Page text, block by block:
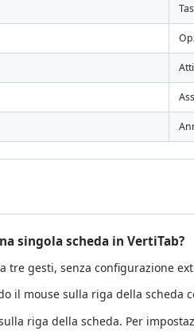
singola scheda in VertiTab?
tre gesti, senza configurazione
il mouse sulla riga della scheda
riga della scheda. Per